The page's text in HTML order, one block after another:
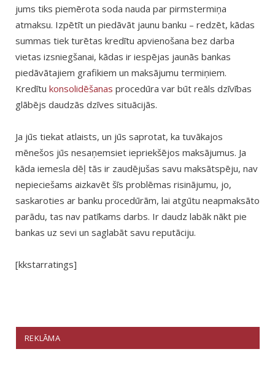
jums tiks piemērota soda nauda par pirmstermiņa
atmaksu. Izpētīt un piedāvāt jaunu banku – redzēt, kādas
summas tiek turētas kredītu apvienošana bez darba
vietas izsniegšanai, kādas ir iespējas jaunās bankas
piedāvātajiem grafikiem un maksājumu termiņiem.
Kredītu konsolidēšanas procedūra var būt reāls dzīvības
glābējs daudzās dzīves situācijās.
Ja jūs tiekat atlaists, un jūs saprotat, ka tuvākajos
mēnešos jūs nesaņemsiet iepriekšējos maksājumus. Ja
kāda iemesla dēļ tās ir zaudējušas savu maksātspēju, nav
nepieciešams aizkavēt šīs problēmas risinājumu, jo,
saskaroties ar banku procedūrām, lai atgūtu neapmaksāto
parādu, tas nav patīkams darbs. Ir daudz labāk nākt pie
bankas uz sevi un saglabāt savu reputāciju.
[kkstarratings]
REKLĀMA